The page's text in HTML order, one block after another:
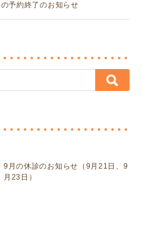
予約終了のお知らせ
9月の休診のお知らせ（9月21日、9
月23日）